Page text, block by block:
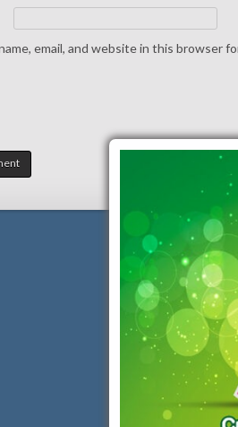
email, and website in this browser